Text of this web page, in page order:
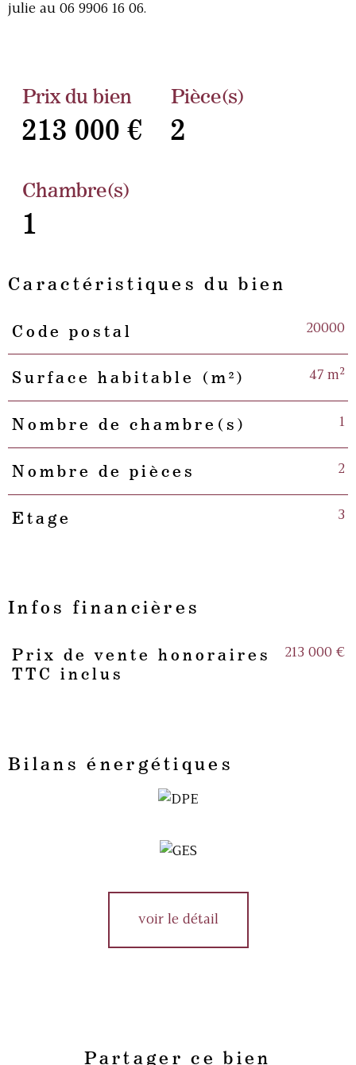
julie au 06 9906 16 06.
Prix du bien
213 000 €
Pièce(s)
2
Chambre(s)
1
Caractéristiques du bien
Caractéristiques Valeurs
Code postal 20000
Surface habitable (m²) 47 m²
Nombre de chambre(s) 1
Nombre de pièces 2
Etage 3
Infos financières
Caractéristiques Valeurs
Prix de vente honoraires
TTC inclus
213 000 €
Bilans énergétiques
voir le détail
Partager ce bien